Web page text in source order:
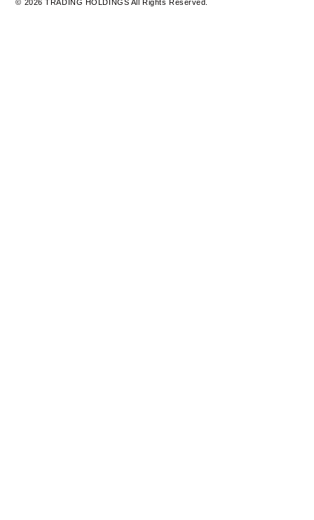
© 2026 TRADING HOLDINGS All Rights Reserved.